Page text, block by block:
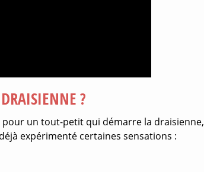
?
pour un tout-petit qui démarre la draisienne,
expérimenté certaines sensations :